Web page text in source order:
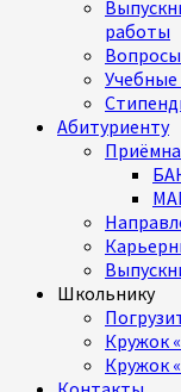
работы
Абитуриенту
Школьнику
Кружок
Кружок